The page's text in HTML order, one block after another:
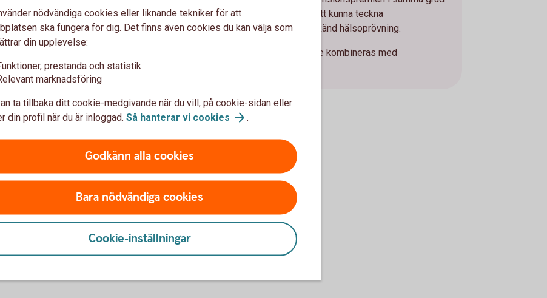
som tar hänsyn till
hållbara val för ditt
som arbetsförmågan är nedsatt. För att kunna teckna
premiebefrielseförsäkring krävs godkänd hälsoprövning.
Sparandet i en depåförsäkring kan inte kombineras med
nödvändiga cookies eller liknande tekniker för att
ska fungera för dig. Det finns även cookies du kan välja som
din upplevelse:
prestanda och statistik
marknadsföring
ta tillbaka ditt cookie-medgivande när du vill, på cookie-sidan eller
din profil när du är inloggad. Så hanterar vi cookies .
Godkänn alla cookies
Bara nödvändiga cookies
Cookie-inställningar